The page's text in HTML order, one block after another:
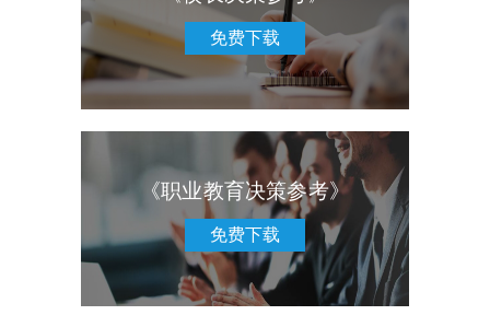
免费下载
《职业教育决策参考》
免费下载